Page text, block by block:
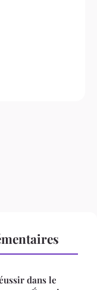
dans le